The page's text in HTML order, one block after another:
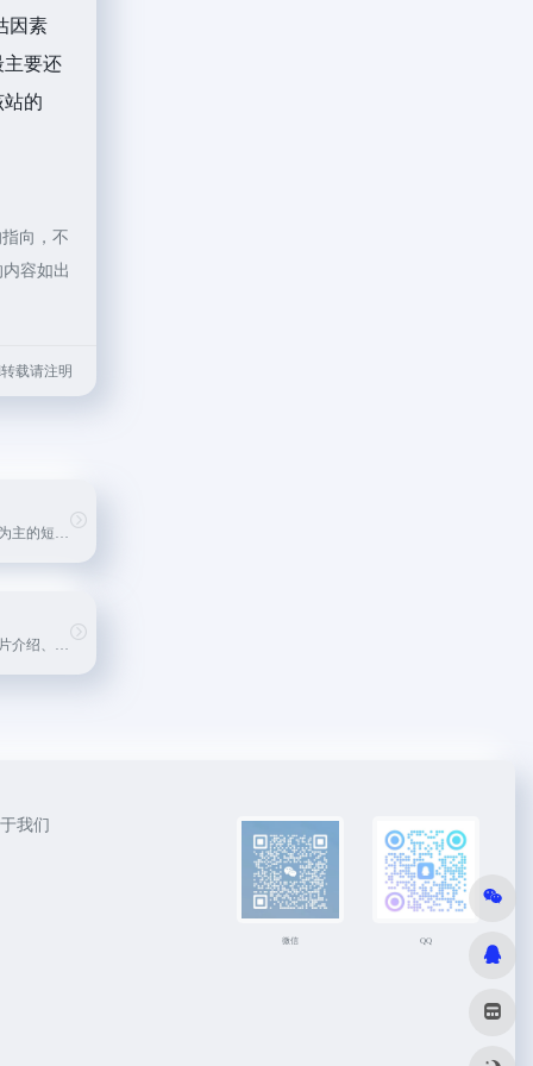
因素
主要还
的
向，不
容如出
载请注明
一款以模仿和恶搞为主的短视频社交应用
提供电影新闻、影片介绍、高清电影播放的平台
我们
微信 QQ